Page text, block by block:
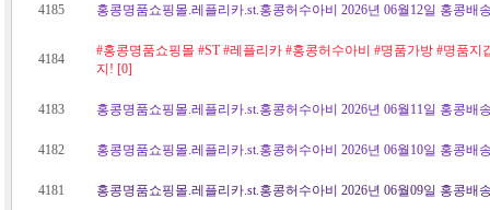
4185 홍콩명품쇼핑몰.레플리카.st.홍콩허수아비 2026년 06월12일 홍콩배
4184
#홍콩명품쇼핑몰 #ST #레플리카 #홍콩허수아비 #명품가방 #명품
지! [0]
4183 홍콩명품쇼핑몰.레플리카.st.홍콩허수아비 2026년 06월11일 홍콩배
4182 홍콩명품쇼핑몰.레플리카.st.홍콩허수아비 2026년 06월10일 홍콩배
4181 홍콩명품쇼핑몰.레플리카.st.홍콩허수아비 2026년 06월09일 홍콩배